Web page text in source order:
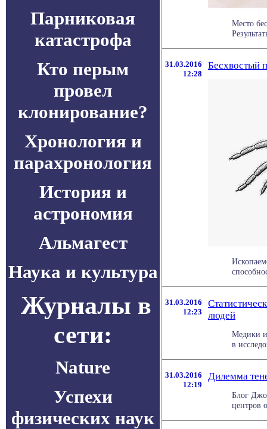
Парниковая
катастрофа
Кто перым
провел
клонирование?
Хронология и
парахронология
История и
астрономия
Альмагест
Наука и культура
Журналы в
сети:
Nature
Успехи
физических наук
Место
31.03.2016
12:28
Бесхвостый
31.03.2016
12:23
людей
Медики
в
31.03.2016
12:19
Дилемма
Блог
центров